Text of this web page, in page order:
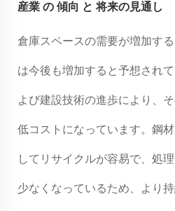
産業 の 傾向 と 将来の見通し
倉庫スペースの需要が増加す
は今後も増加すると予想され
よび建設技術の進歩により、
低コストになっています。鋼
してリサイクルが容易で、処
少なくなっているため、より